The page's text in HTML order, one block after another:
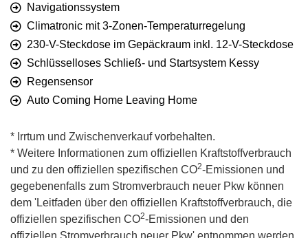
Navigationssystem
Climatronic mit 3-Zonen-Temperaturregelung
230-V-Steckdose im Gepäckraum inkl. 12-V-Steckdose
Schlüsselloses Schließ- und Startsystem Kessy
Regensensor
Auto Coming Home Leaving Home
* Irrtum und Zwischenverkauf vorbehalten.
* Weitere Informationen zum offiziellen Kraftstoffverbrauch
und zu den offiziellen spezifischen CO2-Emissionen und
gegebenenfalls zum Stromverbrauch neuer Pkw können
dem 'Leitfaden über den offiziellen Kraftstoffverbrauch, die
offiziellen spezifischen CO2-Emissionen und den
offiziellen Stromverbrauch neuer Pkw' entnommen werden,